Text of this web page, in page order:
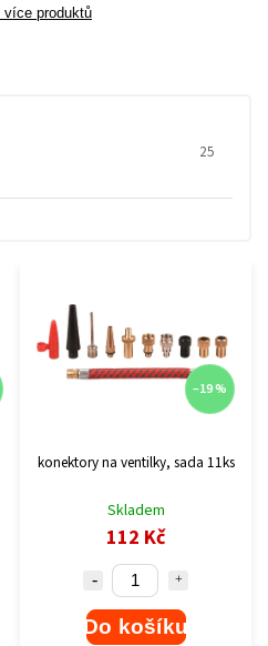
více produktů
25
–19 %
konektory na ventilky, sada 11ks
Skladem
112 Kč
Do košíku